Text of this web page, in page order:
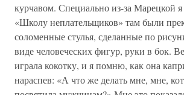
курчавом. Специально из-за Марецкой
«Школу неплательщиков» там были
соломенные стулья, сделанные по
виде человеческих фигур, руки в бок.
играла кокотку, и я помню, как она
нараспев: «А что же делать мне, мне,